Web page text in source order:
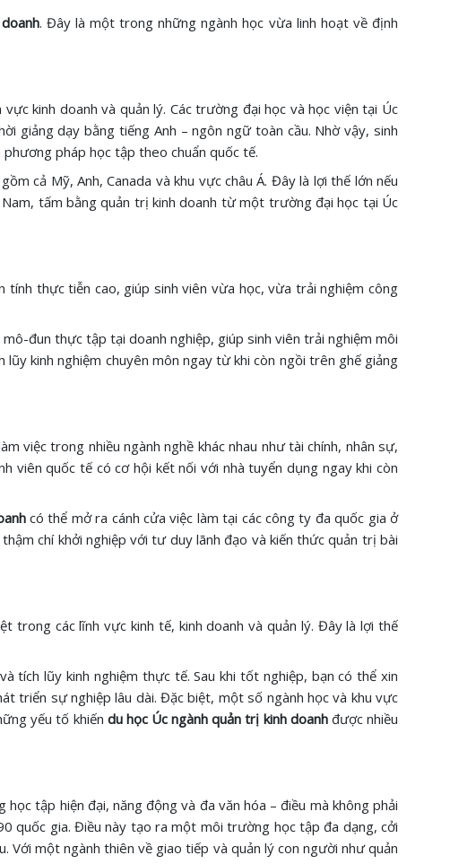
. Đây là một trong những ngành học vừa linh hoạt về định
kinh doanh và quản lý. Các trường đại học và học viện tại Úc
giảng dạy bằng tiếng Anh – ngôn ngữ toàn cầu. Nhờ vậy, sinh
pháp học tập theo chuẩn quốc tế.
cả Mỹ, Anh, Canada và khu vực châu Á. Đây là lợi thế lớn nếu
tấm bằng quản trị kinh doanh từ một trường đại học tại Úc
tính thực tiễn cao, giúp sinh viên vừa học, vừa trải nghiệm công
đun thực tập tại doanh nghiệp, giúp sinh viên trải nghiệm môi
kinh nghiệm chuyên môn ngay từ khi còn ngồi trên ghế giảng
việc trong nhiều ngành nghề khác nhau như tài chính, nhân sự,
viên quốc tế có cơ hội kết nối với nhà tuyển dụng ngay khi còn
có thể mở ra cánh cửa việc làm tại các công ty đa quốc gia ở
chí khởi nghiệp với tư duy lãnh đạo và kiến thức quản trị bài
trong các lĩnh vực kinh tế, kinh doanh và quản lý. Đây là lợi thế
tích lũy kinh nghiệm thực tế. Sau khi tốt nghiệp, bạn có thể xin
triển sự nghiệp lâu dài. Đặc biệt, một số ngành học và khu vực
yếu tố khiến du học Úc ngành quản trị kinh doanhđược nhiều
tập hiện đại, năng động và đa văn hóa – điều mà không phải
quốc gia. Điều này tạo ra một môi trường học tập đa dạng, cởi
Với một ngành thiên về giao tiếp và quản lý con người như quản